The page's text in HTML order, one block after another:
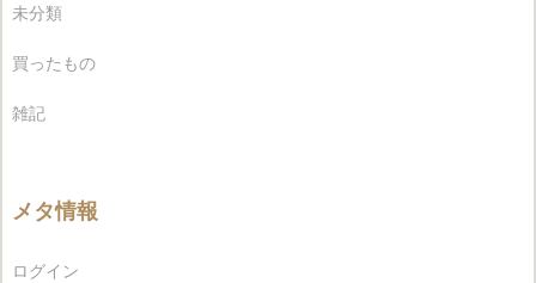
未分類
買ったもの
雑記
メタ情報
ログイン